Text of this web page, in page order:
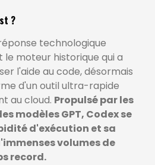
?
technologique
le moteur historique qui a
l'aide au code, désormais
d'un outil ultra-rapide
au cloud. Propulsé par les
modèles GPT, Codex se
d'exécution et sa
volumes de
record.